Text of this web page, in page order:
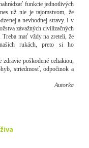
funkcie jednotlivých
už nie je tajomstvom, že
a nevhodnej stravy. I v
závažných civilizačných
mať vždy na zreteli, že
rukách, preto si ho
poškodené celiakiou,
striedmosť, odpočinok a
Autorka